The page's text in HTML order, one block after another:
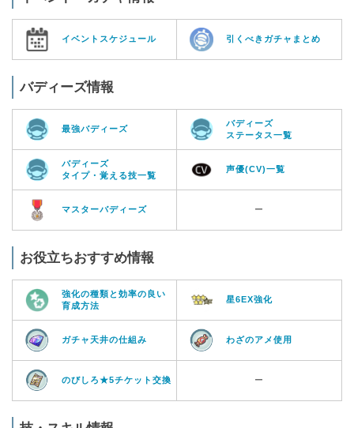
イベントスケジュール 引くべきガチャまとめ
バディーズ情報
最強バディーズ
バディーズ
ステータス一覧
バディーズ
タイプ・覚える技一覧
声優(CV)一覧
マスターバディーズ ー
お役立ちおすすめ情報
強化の種類と効率の良い
育成方法
星6EX強化
ガチャ天井の仕組み わざのアメ使用
のびしろ★5チケット交換 ー